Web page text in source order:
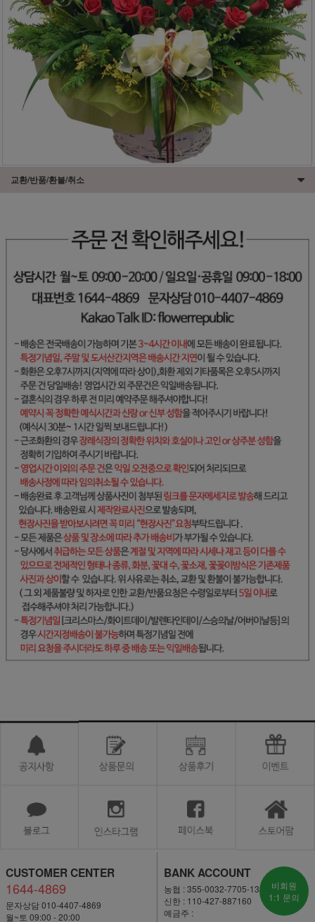
교환/반품/환불/취소
CUSTOMER CENTER
1644-4869
문자상담 010-4407-4869
월~토 09:00 - 20:00
BANK ACCOUNT
농협 : 355-0032-7705-13
신한 : 110-427-887160
예금주 :
비회원
1:1 문의